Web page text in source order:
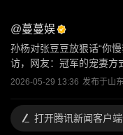
@蔓蔓娱
孙杨对张豆豆放狠话“你
访，网友：冠军的宠妻方
2026-05-29 13:36 发布于山东
打开腾讯新闻客户